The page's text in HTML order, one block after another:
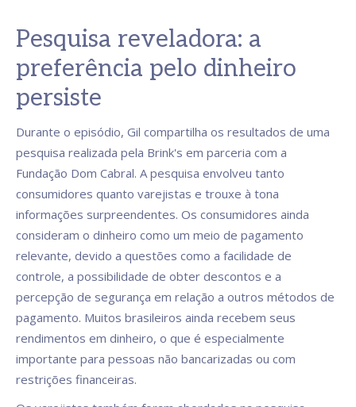
Pesquisa reveladora: a
preferência pelo dinheiro
persiste
Durante o episódio, Gil compartilha os resultados de uma
pesquisa realizada pela Brink's em parceria com a
Fundação Dom Cabral. A pesquisa envolveu tanto
consumidores quanto varejistas e trouxe à tona
informações surpreendentes. Os consumidores ainda
consideram o dinheiro como um meio de pagamento
relevante, devido a questões como a facilidade de
controle, a possibilidade de obter descontos e a
percepção de segurança em relação a outros métodos de
pagamento. Muitos brasileiros ainda recebem seus
rendimentos em dinheiro, o que é especialmente
importante para pessoas não bancarizadas ou com
restrições financeiras.